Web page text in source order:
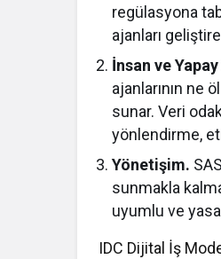
regülasyona
ajanları
İnsan ve
ajanlarının ne
sunar. Veri
yönlendirme,
Yönetişim.
sunmakla
uyumlu ve
IDC Dijital İş